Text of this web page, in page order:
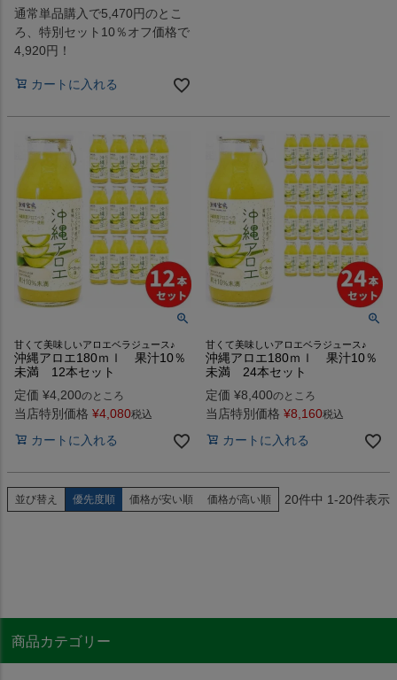
通常単品購入で5,470円のとこ
ろ、特別セット10％オフ価格で
4,920円！
カートに入れる
甘くて美味しいアロエベラジュース♪
沖縄アロエ180ｍｌ 果汁10％
未満 12本セット
定価 ¥4,200のところ
当店特別価格 ¥4,080税込
カートに入れる
甘くて美味しいアロエベラジュース♪
沖縄アロエ180ｍｌ 果汁10％
未満 24本セット
定価 ¥8,400のところ
当店特別価格 ¥8,160税込
カートに入れる
並び替え 優先度順 価格が安い順 価格が高い順 20件中 1-20件表示
商品カテゴリー